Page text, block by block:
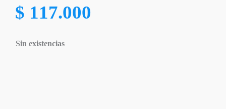
$ 117.000
Sin existencias